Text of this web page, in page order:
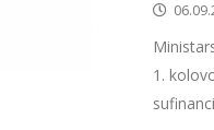
1.